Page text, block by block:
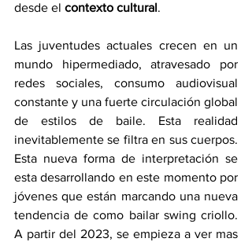
desde el contexto cultural.
Las juventudes actuales crecen en un
mundo hipermediado, atravesado por
redes sociales, consumo audiovisual
constante y una fuerte circulación global
de estilos de baile. Esta realidad
inevitablemente se filtra en sus cuerpos.
Esta nueva forma de interpretación se
esta desarrollando en este momento por
jóvenes que están marcando una nueva
tendencia de como bailar swing criollo.
A partir del 2023, se empieza a ver mas